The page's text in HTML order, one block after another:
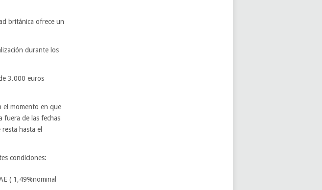
británica ofrece un
durante los
3.000 euros
el momento en que
fuera de las fechas
hasta el
condiciones:
( 1,49%nominal